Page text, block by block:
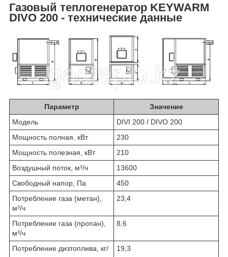
Газовый теплогенератор KEYWARM
DIVO 200 - технические данные
Параметр
Значение
Модель
DIVI 200 / DIVO 200
Мощность полная, кВт
230
Мощность полезная, кВт
210
Воздушный поток, м³/ч
13600
Свободный напор, Па
450
Потребление газа (метан),
м³/ч
23,4
Потребление газа (пропан),
м³/ч
8,6
Потребление дизтоплива, кг/
19,3